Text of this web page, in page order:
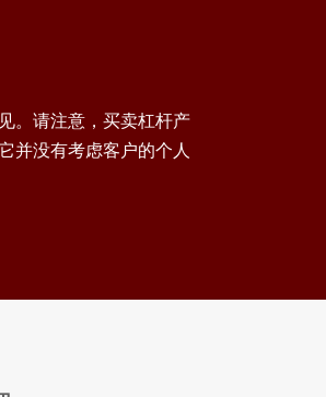
。请注意，买卖杠杆产
并没有考虑客户的个人